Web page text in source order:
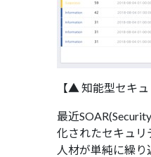
【▲ 知能型セキ
最近
化されたセキュリ
人材が単純に繰